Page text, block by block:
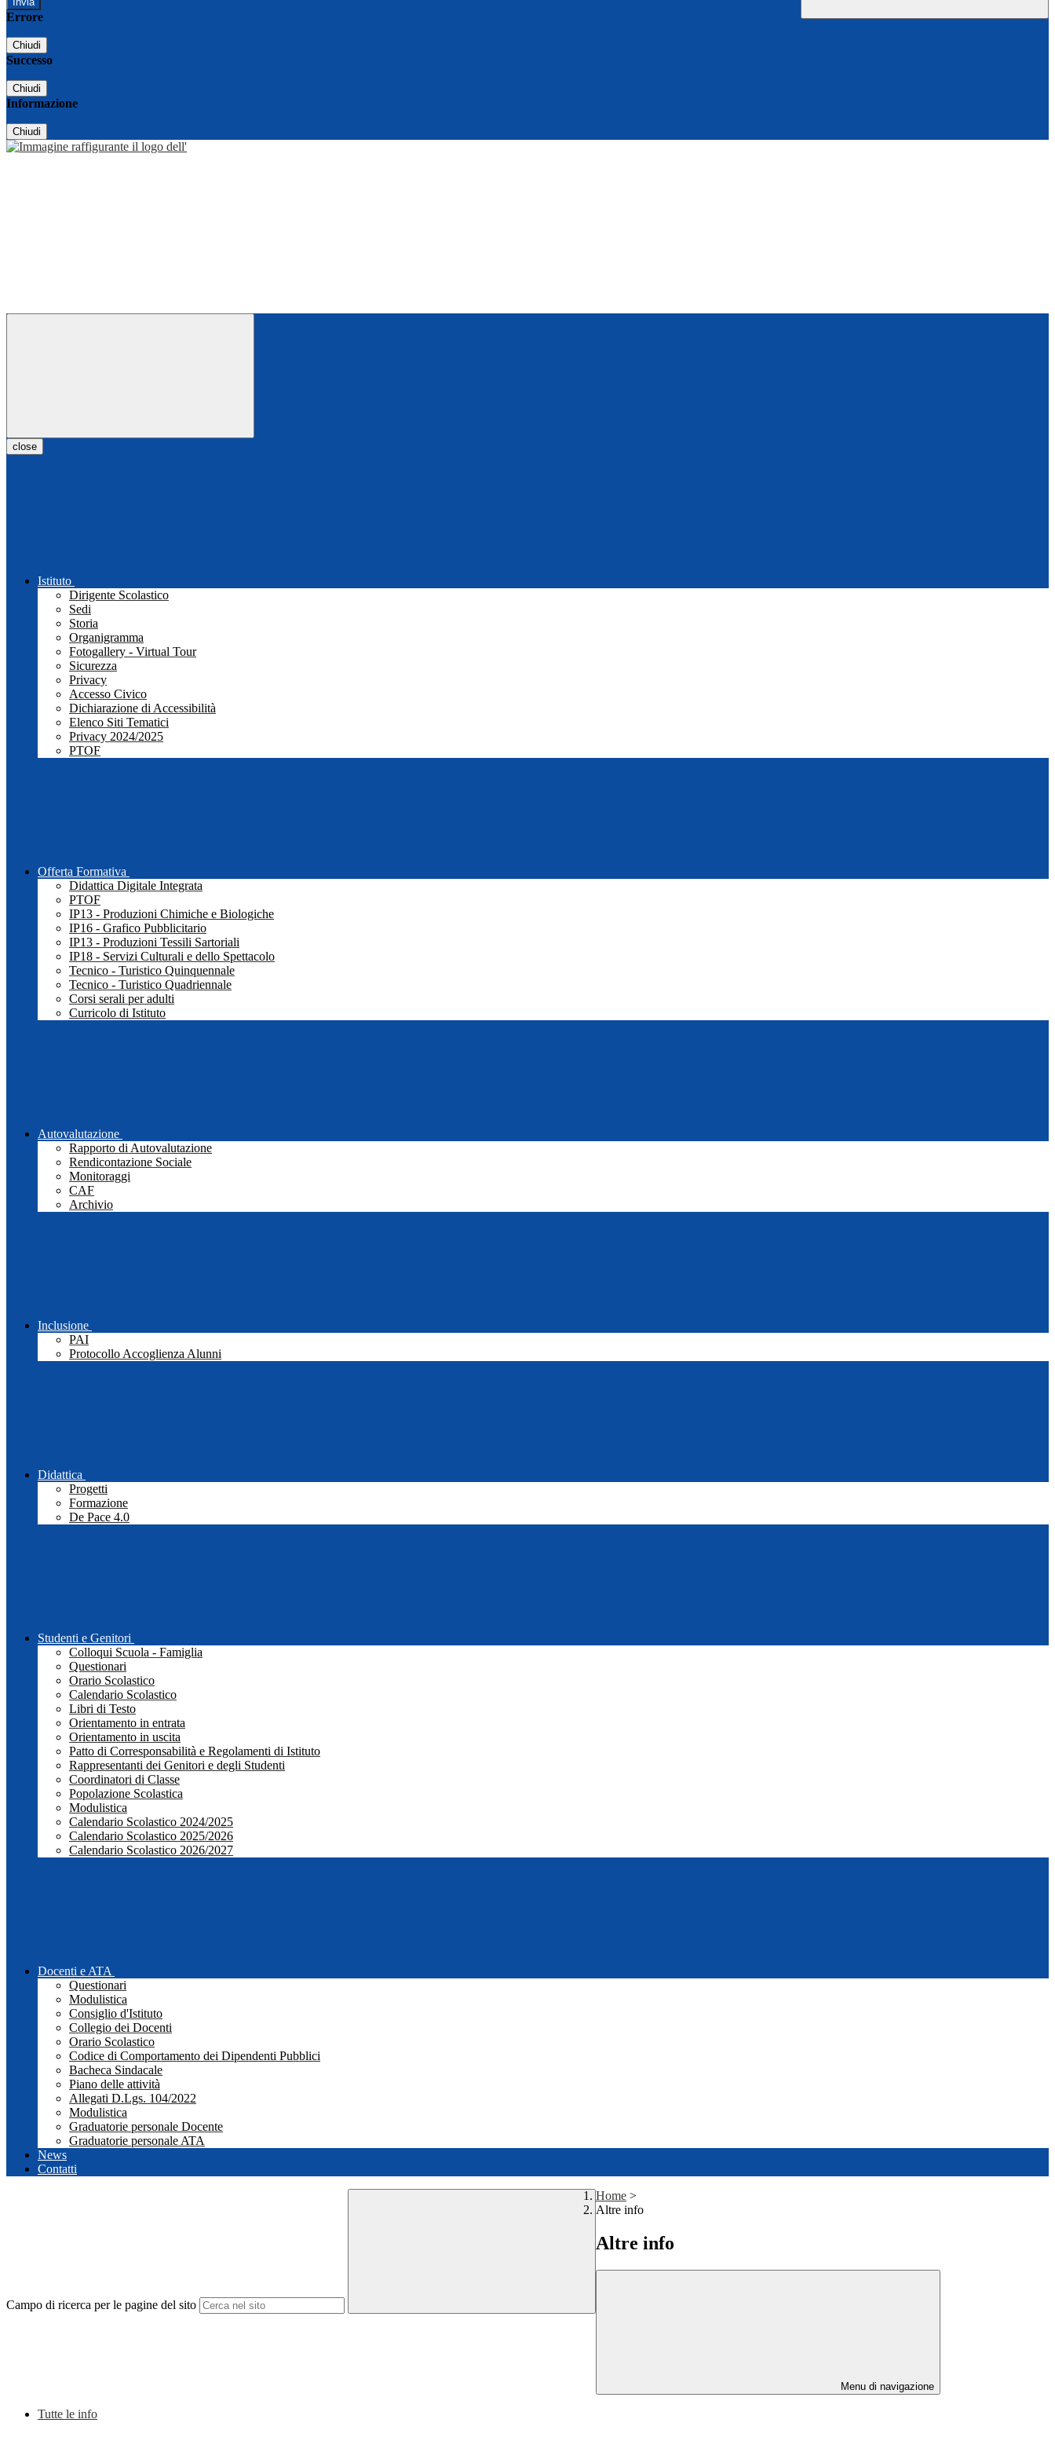
Errore
Chiudi
Successo
Chiudi
Informazione
Chiudi
close
Istituto
Dirigente Scolastico
Sedi
Storia
Organigramma
Fotogallery - Virtual Tour
Sicurezza
Privacy
Accesso Civico
Dichiarazione di Accessibilità
Elenco Siti Tematici
Privacy 2024/2025
PTOF
Offerta Formativa
Didattica Digitale Integrata
PTOF
IP13 - Produzioni Chimiche e Biologiche
IP16 - Grafico Pubblicitario
IP13 - Produzioni Tessili Sartoriali
IP18 - Servizi Culturali e dello Spettacolo
Tecnico - Turistico Quinquennale
Tecnico - Turistico Quadriennale
Corsi serali per adulti
Curricolo di Istituto
Autovalutazione
Rapporto di Autovalutazione
Rendicontazione Sociale
Monitoraggi
CAF
Archivio
Inclusione
PAI
Protocollo Accoglienza Alunni
Didattica
Progetti
Formazione
De Pace 4.0
Studenti e Genitori
Colloqui Scuola - Famiglia
Questionari
Orario Scolastico
Calendario Scolastico
Libri di Testo
Orientamento in entrata
Orientamento in uscita
Patto di Corresponsabilità e Regolamenti di Istituto
Rappresentanti dei Genitori e degli Studenti
Coordinatori di Classe
Popolazione Scolastica
Modulistica
Calendario Scolastico 2024/2025
Calendario Scolastico 2025/2026
Calendario Scolastico 2026/2027
Docenti e ATA
Questionari
Modulistica
Consiglio d'Istituto
Collegio dei Docenti
Orario Scolastico
Codice di Comportamento dei Dipendenti Pubblici
Bacheca Sindacale
Piano delle attività
Allegati D.Lgs. 104/2022
Modulistica
Graduatorie personale Docente
Graduatorie personale ATA
News
Contatti
Campo di ricerca per le pagine del sito
Home >
Altre info
Altre info
Menu di navigazione
Tutte le info